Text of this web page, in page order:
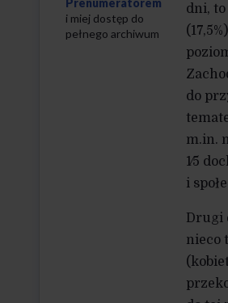
dni,
do
m.in.
1⁄5
i
Drugi
nieco
Prenumeratorem
i miej dostęp do
pełnego archiwum